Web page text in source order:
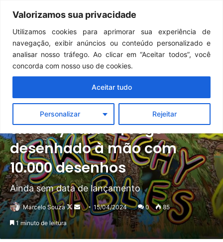
Valorizamos sua privacidade
Utilizamos cookies para aprimorar sua experiência de
navegação, exibir anúncios ou conteúdo personalizado e
analisar nosso tráfego. Ao clicar em “Aceitar todos”, você
concorda com nosso uso de cookies.
Personalizar Rejeitar
Aceitar tudo
Menu
Sketchy Fables | Jogo
desenhado à mão com
10.000 desenhos
Ainda sem data de lançamento
Marcelo Souza
Follow
on
Mande
um
e-
15/04/2024 0 85
1 minuto de leitura